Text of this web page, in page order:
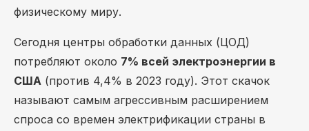
физическому миру.
Сегодня центры обработки данных (ЦОД)
потребляют около 7% всей электроэнергии в
США (против 4,4% в 2023 году). Этот скачок
называют самым агрессивным расширением
спроса со времен электрификации страны в